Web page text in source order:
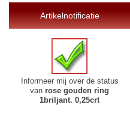
Artikelnotificatie
Informeer mij over de status
van rose gouden ring
1briljant. 0,25crt